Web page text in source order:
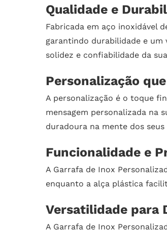
Qualidade e
Fabricada em aço inoxidável
garantindo durabilidade e
solidez e confiabilidade da
Personalização
A personalização é o toque
mensagem personalizada na
duradoura na mente dos
Funcionalidade e
A Garrafa de Inox
enquanto a alça plástica
Versatilidade para
A Garrafa de Inox